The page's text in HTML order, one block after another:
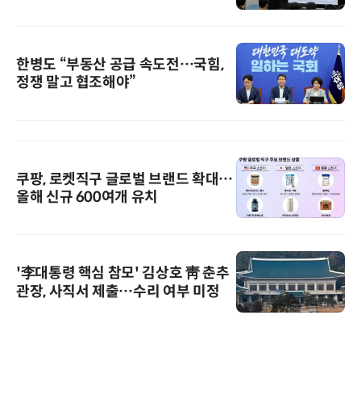
한병도 “부동산 공급 속도전…국힘,
정쟁 말고 협조해야”
쿠팡, 로켓직구 글로벌 브랜드 확대…
올해 신규 600여개 유치
'李대통령 핵심 참모' 김상호 靑 춘추
관장, 사직서 제출…수리 여부 미정